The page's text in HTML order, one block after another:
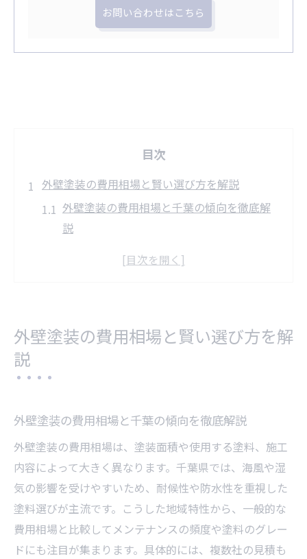
お問い合わせはこちら
目次
外壁塗装の費用相場と賢い選び方を解説
外壁塗装の費用相場と千葉の傾向を徹底解
説
千葉で賢く外壁塗装業者を選ぶポイント
外壁塗装の費用を抑えるための賢いコツと
千葉県で失敗しない外壁メンテナンス術
外壁塗装のメンテナンス周期と見極め方
千葉県で信頼できる外壁塗装業者の探し方
外壁塗装後も安心のメンテナンスポイント
外壁塗装の寿命と長持ちさせるコツを解説
千葉の外壁塗装で多い失敗例とその対策
外壁塗装の費用相場と賢い選び方を解
説
外壁塗装の費用相場と千葉の傾向を徹底解説
外壁塗装の費用相場は、塗装面積や使用する塗料、施工
内容によって大きく異なります。千葉県では、海風や湿
気の影響を受けやすいため、耐候性や防水性を重視した
塗料選びが主流です。こうした地域特性から、一般的な
費用相場と比較してメンテナンスの頻度や塗料のグレー
ドにも注目が集まります。具体的には、複数社の見積も